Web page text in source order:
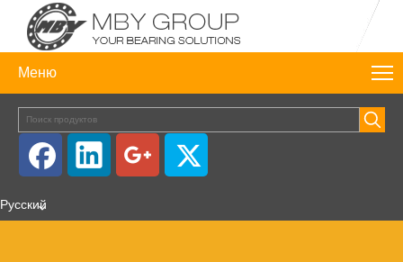
Меню
Pусский